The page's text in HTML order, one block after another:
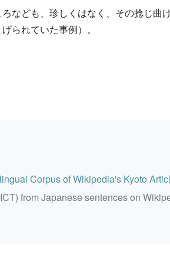
なども、珍しくはなく、その捻じ曲
られていた事例）。
Corpus of Wikipedia's Kyoto
from Japanese sentences on